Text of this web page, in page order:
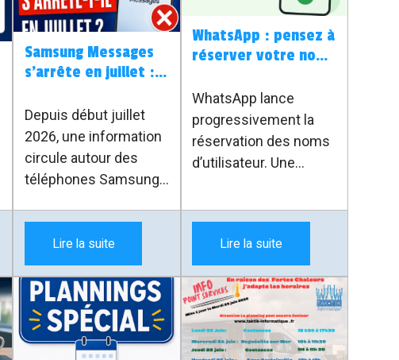
Samsung Messages
s’arrête en juillet :
d’application SMS ?
Depuis début juillet
2026, une information
circule autour des
téléphones Samsung :
Messages serait
arrêtée au profit de
Google Messages.
Certains titres laissent
penser que les SMS
vont être coupés, mais
ce n’est pas
Lire la suite
WhatsApp : pensez à
réserver votre nom
WhatsApp lance
progressivement la
réservation des noms
d’utilisateur. Une
pour être contacté
sans donner
directement son
numéro de téléphone,
tout en gardant plus de
contrôle sur sa
confidentialité.
Lire la suite